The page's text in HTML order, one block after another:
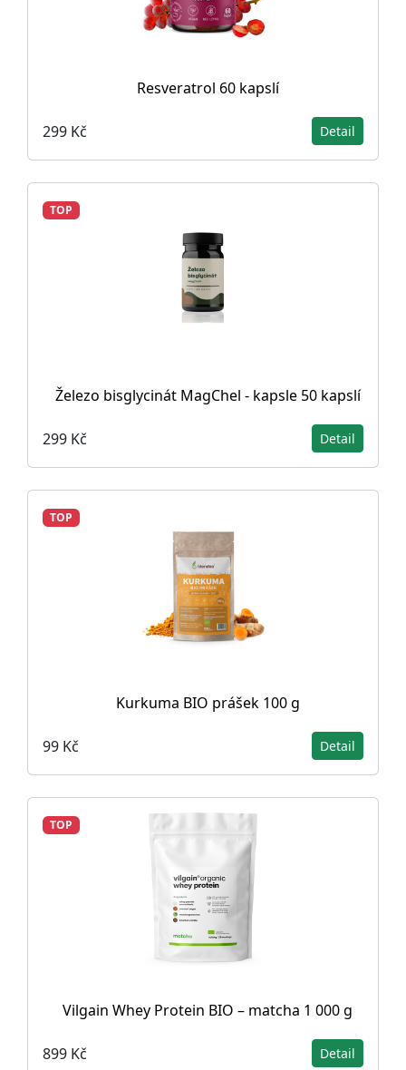
Resveratrol 60 kapslí
299 Kč Detail
TOP
Železo bisglycinát MagChel - kapsle 50 kapslí
299 Kč Detail
TOP
Kurkuma BIO prášek 100 g
99 Kč Detail
TOP
Vilgain Whey Protein BIO – matcha 1 000 g
899 Kč Detail